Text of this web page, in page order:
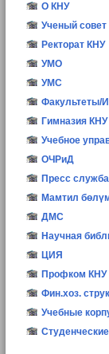
О КНУ
Общие сведения
Структура
Атрибутика КНУ
Ректоры КНУ
Опросы
Конкурс ППС-
Ученый совет
Иш мерчеми
Состав УС
Заседания УС
Учёный
Материалы
Ректорат КНУ
УМО
УМС
Факультеты/
Гимназия КНУ
Учебное
ОЧРиД
Пресс служба
Мамтил
ДМС
Научная
ЦИЯ
Профком КНУ
Фин.хоз.
Учебные